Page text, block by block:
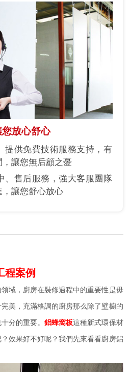
放心舒心
提供免費技術服務支持，有
讓您無后顧之憂
、售后服務，強大客服團隊
讓您舒心放心
程案例
域， 廚房在裝修過程中的重要性是毋
美，充滿格調的廚房那么除了壁櫥的
分的重要。鋁蜂窩板這種新式環保材
效果好不好呢？我們先來看看廚房鋁